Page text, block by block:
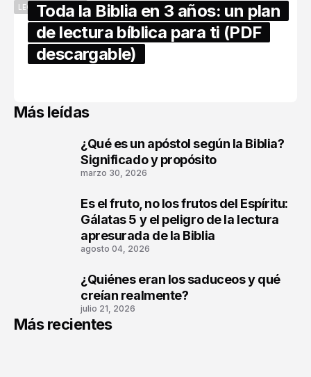
LECTURA BÍBLICA
Toda la Biblia en 3 años: un plan
de lectura bíblica para ti (PDF
descargable)
Más leídas
¿Qué es un apóstol según la Biblia?
Significado y propósito
marzo 30, 2026
Es el fruto, no los frutos del Espíritu:
Gálatas 5 y el peligro de la lectura
apresurada de la Biblia
agosto 04, 2026
¿Quiénes eran los saduceos y qué
creían realmente?
julio 21, 2026
Más recientes